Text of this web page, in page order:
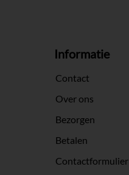
Informatie
Contact
Over ons
Bezorgen
Betalen
Contactformulier